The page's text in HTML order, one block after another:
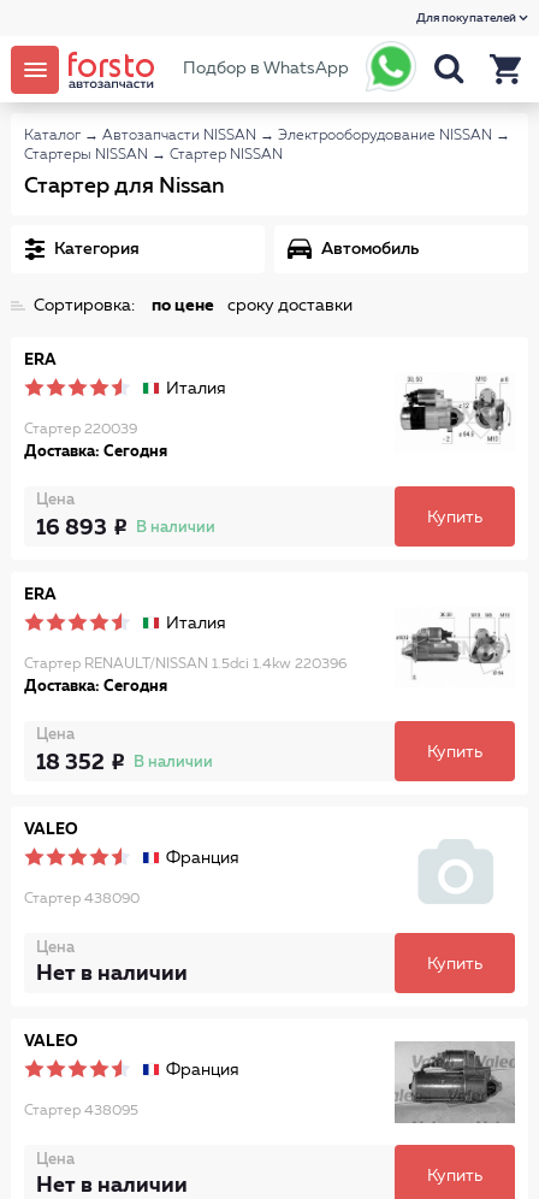
Для покупателей
Подбор в WhatsApp
Каталог → Автозапчасти NISSAN → Электрооборудование NISSAN →
Стартеры NISSAN → Стартер NISSAN
Стартер для Nissan
Категория Автомобиль
Сортировка: по цене сроку доставки
ERA
Италия
Стартер 220039
Доставка: Сегодня
Цена
16 893 В наличии
Купить
ERA
Италия
Стартер RENAULT/NISSAN 1.5dci 1.4kw 220396
Доставка: Сегодня
Цена
18 352 В наличии
Купить
VALEO
Франция
Стартер 438090
Цена
Нет в наличии Купить
VALEO
Франция
Стартер 438095
Цена
Нет в наличии Купить